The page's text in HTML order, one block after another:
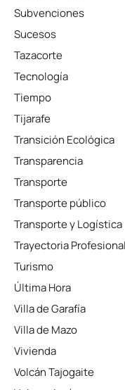
Subvenciones
Sucesos
Tazacorte
Tecnología
Tiempo
Tijarafe
Transición Ecológica
Transparencia
Transporte
Transporte público
Transporte y Logística
Trayectoria Profesional
Turismo
Última Hora
Villa de Garafía
Villa de Mazo
Vivienda
Volcán Tajogaite